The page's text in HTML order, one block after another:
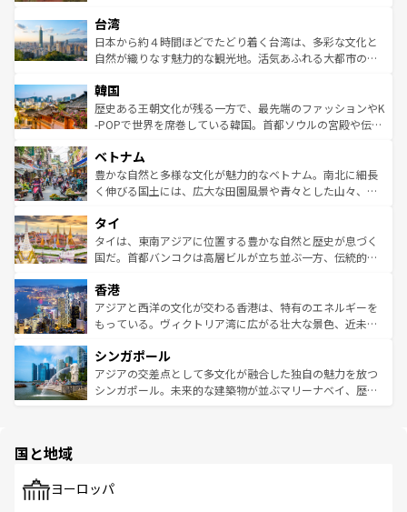
ならではの贅沢な旅のスタイルだ。 なお、新着のアメリカ
情報はコンテンツ一覧を参照してほしい。
れるおもてなしの心で訪れる人々を迎えてくれるハワイの
人々、おいしいローカルフードやハワイアンミュージッ
ク、伝統的なフラダンスなど、すべてがハワイの魅力を彩
ワイを、存分に味わってほしい。 なお、新着のハワイ情報
はコンテンツ一覧を参照してほしい。
リアリーフや大陸中央部にそびえるウルル（エアーズロッ
ク）、タスマニアの美しい原生林やケアンズの熱帯雨林な
ど、見どころがたくさん。また、カフェやワイン、オージ
いる。アクティビティも充実しており、サーフィンやダイ
ビング、ハイキングなど、アウトドア好きにはたまらな
い。オーストラリアの多彩な魅力を存分に味わいつくそ
参照してほしい。
台湾
日本から約４時間ほどでたどり着く台湾は、多彩な文化と
自然が織りなす魅力的な観光地。活気あふれる大都市の台
ン）、静ひつな山岳地帯である台湾東部など、都市の喧騒
と山間の静けさが共存しており、訪れる人に新しい発見と
驚きをもたらしてくれる。また、奥深い台湾の食文化も魅
容にもいいと評判のスイーツなど、バラエティ豊かな料理
が味わえる。 なお、新着の台湾情報は コンテンツ一覧を参
照してほしい。
韓国
歴史ある王朝文化が残る一方で、最先端のファッションやK
-POPで世界を席巻している韓国。首都ソウルの宮殿や伝統
き、地方に足を延ばせば四季折々の自然美を楽しむことが
できる。そして、キムチや焼肉、絶品のストリートフード
まで、さまざまな韓国料理が待っている。夜には、韓国な
リティに包まれながら、韓国の多彩な魅力を心ゆくまで味
わってみてほしい。 なお、新着の韓国情報はコンテンツ一
覧を参照してほしい。
ベトナム
豊かな自然と多様な文化が魅力的なベトナム。南北に細長
く伸びる国土には、広大な田園風景や青々とした山々、世
急速な発展と共に伝統が息づく。ハノイの古い町並みやホ
ーチミン市のフランス統治時代の建物も、独特の雰囲気を
醸し出している。また、バラエティの豊かさとおいしさで
とつ。フォーやバインミー、ベトナムコーヒーなどは、ぜ
ひ現地で味わいたい。どの地域を訪れてもあたたかい人々
が旅行者を迎えてくれるので、きっと忘れられない旅にな
参照してほしい。
タイ
タイは、東南アジアに位置する豊かな自然と歴史が息づく
国だ。首都バンコクは高層ビルが立ち並ぶ一方、伝統的な
の活気が交差している。北部ではチェンマイなどの山岳地
帯で自然と触れ合い、南部ではプーケットやクラビの美し
いビーチでリゾート気分を楽しむことができる。タイ料理
激する。気候は一年中温暖で、どの季節にも異なる楽しみ
が待っている。親しみやすいタイの人々、仏教を中心とし
た文化、そして多様な観光資源が、訪れる旅人を魅了し続
香港
アジアと西洋の文化が交わる香港は、特有のエネルギーを
もっている。ヴィクトリア湾に広がる壮大な景色、近未来
み、どこを訪れても感動するはず。観光スポットが密集し
ており、効率よく見どころを回れるのも魅力。息をのむよ
うな絶景から文化的な体験まで、香港を存分に楽しみ尽く
シンガポール
アジアの交差点として多文化が融合した独自の魅力を放つ
シンガポール。未来的な建築物が並ぶマリーナベイ、歴史
で、ホーカーズは地元の風情を楽しめる外せないスポット
国と地域
ヨーロッパ